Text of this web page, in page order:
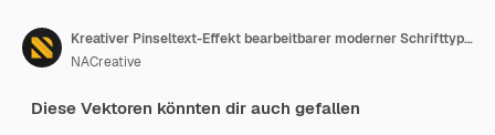
Kreativer Pinseltext-Effekt bearbeitbarer moderner Schrifttyp und Schriftart
NACreative
Diese Vektoren könnten dir auch gefallen